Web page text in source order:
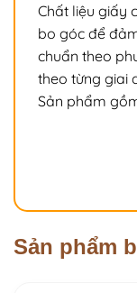
Chất liệu giấy
bo góc để
chuẩn theo
theo từng giai
Sản phẩm
thẻ
[SET 1] KHỞI
[SET 3] VỀ
zắc 4 tấm in
Kích thước
Sản phẩm